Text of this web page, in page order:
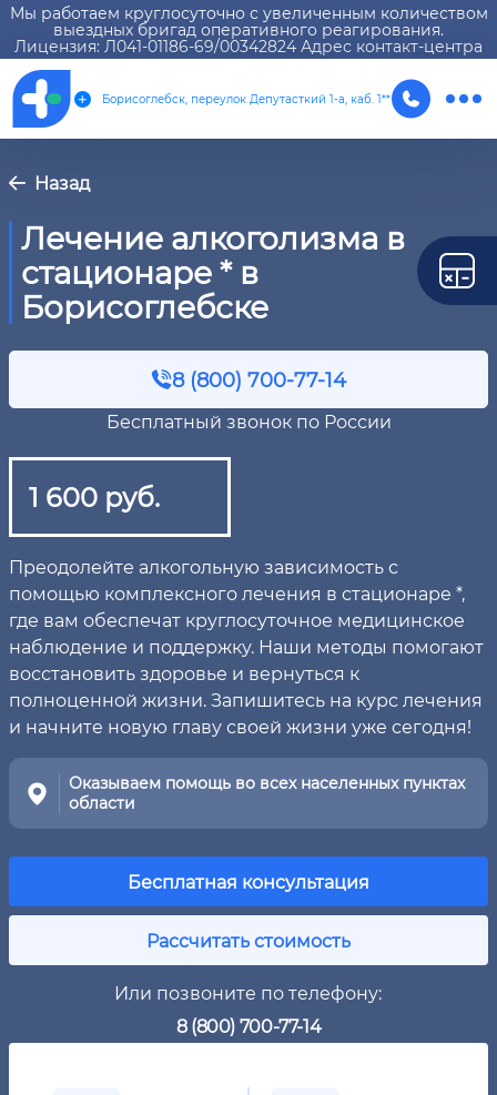
Мы работаем круглосуточно с увеличенным количеством
выездных бригад оперативного реагирования.
Лицензия: Л041-01186-69/00342824 Адрес контакт-центра
Борисоглебск, переулок Депутасткий 1-а, каб. 1**
Назад
Лечение алкоголизма в
стационаре * в
Борисоглебске
8 (800) 700-77-14
Бесплатный звонок по России
1 600 руб.
Преодолейте алкогольную зависимость с
помощью комплексного лечения в стационаре *,
где вам обеспечат круглосуточное медицинское
наблюдение и поддержку. Наши методы помогают
восстановить здоровье и вернуться к
полноценной жизни. Запишитесь на курс лечения
и начните новую главу своей жизни уже сегодня!
Оказываем помощь во всех населенных пунктах
области
Бесплатная консультация
Рассчитать стоимость
Или позвоните по телефону:
8 (800) 700-77-14